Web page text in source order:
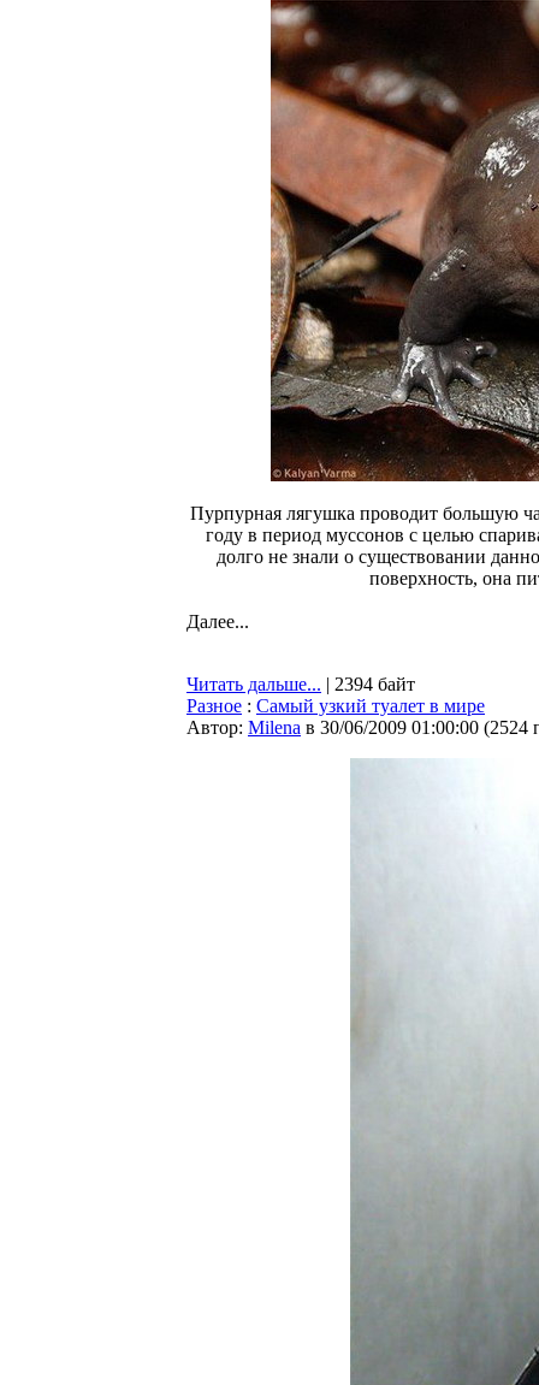
Пурпурная лягушка проводит большую
году в период муссонов с целью
долго не знали о существовании
поверхность, она
Далее...
Читать дальше... | 2394 байт
Разное : Самый узкий туалет в мире
Автор: Milena в 30/06/2009 01:00:00 (2524